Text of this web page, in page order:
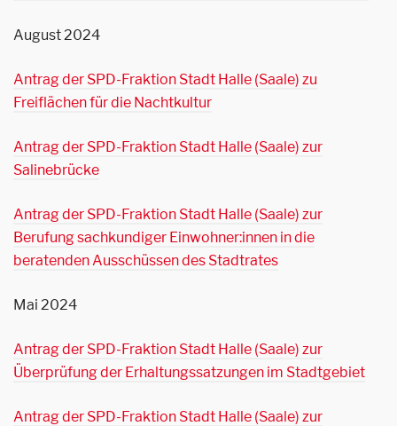
August 2024
Antrag der SPD-Fraktion Stadt Halle (Saale) zu
Freiflächen für die Nachtkultur
Antrag der SPD-Fraktion Stadt Halle (Saale) zur
Salinebrücke
Antrag der SPD-Fraktion Stadt Halle (Saale) zur
Berufung sachkundiger Einwohner:innen in die
beratenden Ausschüssen des Stadtrates
Mai 2024
Antrag der SPD-Fraktion Stadt Halle (Saale) zur
Überprüfung der Erhaltungssatzungen im Stadtgebiet
Antrag der SPD-Fraktion Stadt Halle (Saale) zur